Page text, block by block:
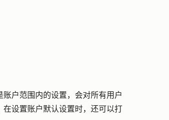
户范围内的设置，会对所有用户
设置账户默认设置时，还可以打